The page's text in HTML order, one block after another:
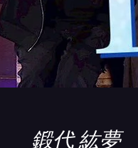
​​鍛代 紘夢